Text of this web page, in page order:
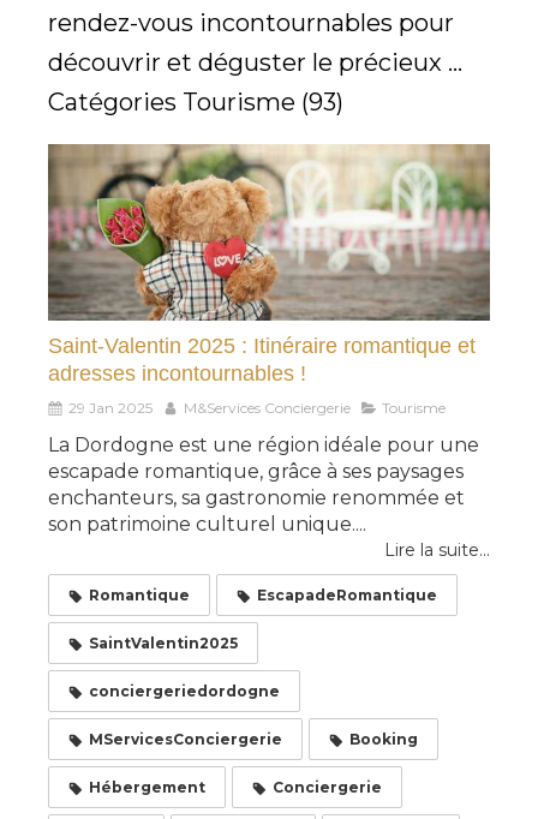
rendez-vous incontournables pour
découvrir et déguster le précieux ...
Catégories Tourisme (93)
Saint-Valentin 2025 : Itinéraire romantique et
adresses incontournables !
29 Jan 2025 M&Services Conciergerie Tourisme
La Dordogne est une région idéale pour une
escapade romantique, grâce à ses paysages
enchanteurs, sa gastronomie renommée et
son patrimoine culturel unique....
Lire la suite...
Romantique EscapadeRomantique
SaintValentin2025
conciergeriedordogne
MServicesConciergerie Booking
Hébergement Conciergerie